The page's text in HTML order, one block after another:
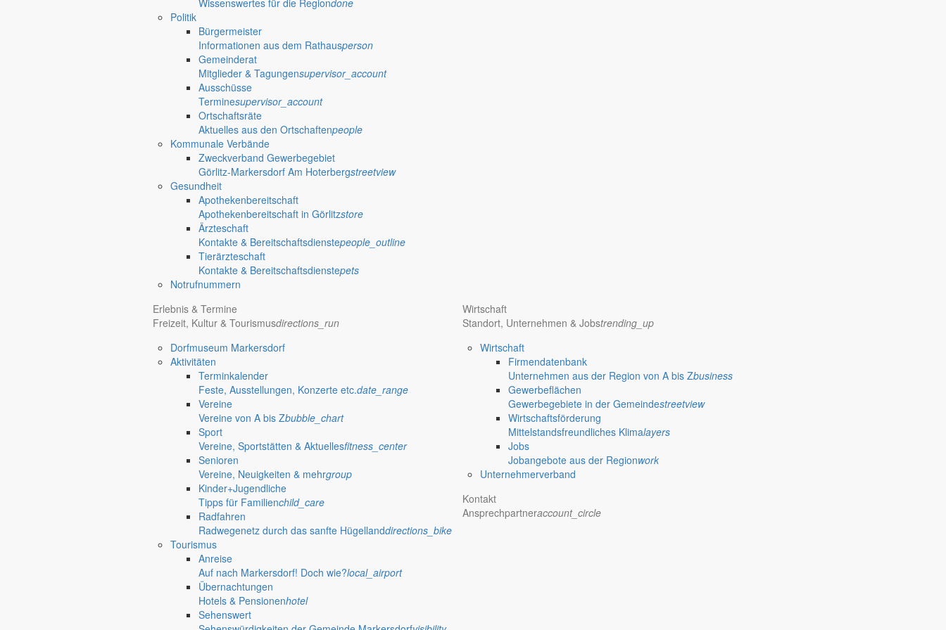
Wissenswertes für die Regiondone
Politik
Bürgermeister
Informationen aus dem Rathausperson
Gemeinderat
Mitglieder & Tagungensupervisor_account
Ausschüsse
Terminesupervisor_account
Ortschaftsräte
Aktuelles aus den Ortschaftenpeople
Kommunale Verbände
Zweckverband Gewerbegebiet
Görlitz-Markersdorf Am Hoterbergstreetview
Gesundheit
Apothekenbereitschaft
Apothekenbereitschaft in Görlitzstore
Ärzteschaft
Kontakte & Bereitschaftsdienstepeople_outline
Tierärzteschaft
Kontakte & Bereitschaftsdienstepets
Notrufnummern
Erlebnis & Termine
Freizeit, Kultur & Tourismusdirections_run
Dorfmuseum Markersdorf
Aktivitäten
Terminkalender
Feste, Ausstellungen, Konzerte etc.date_range
Vereine
Vereine von A bis Zbubble_chart
Sport
Vereine, Sportstätten & Aktuellesfitness_center
Senioren
Vereine, Neuigkeiten & mehrgroup
Kinder+Jugendliche
Tipps für Familienchild_care
Radfahren
Radwegenetz durch das sanfte Hügellanddirections_bike
Tourismus
Anreise
Auf nach Markersdorf! Doch wie?local_airport
Übernachtungen
Hotels & Pensionenhotel
Sehenswert
Wirtschaft
Standort, Unternehmen & Jobstrending_up
Wirtschaft
Firmendatenbank
Unternehmen aus der Region von A bis Zbusiness
Gewerbeflächen
Gewerbegebiete in der Gemeindestreetview
Wirtschaftsförderung
Mittelstandsfreundliches Klimalayers
Jobs
Jobangebote aus der Regionwork
Unternehmerverband
Kontakt
Ansprechpartneraccount_circle
Öffnungszeiten RathausGemeindeverwaltung Markersdorf
08:30 – 11:30 Uhr und 14:00 – 18:00 Uhr
08:30 – 11:30 Uhr und 14:00 – 17:00 Uhr
Außerhalb der Öffnungszeiten können Termine vereinbart werden.
E-Mail: sekretariat@gemeinde-markersdorf.de
Aktuelles aus dem Rathaus